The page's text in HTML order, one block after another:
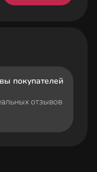
покупателей
отзывов